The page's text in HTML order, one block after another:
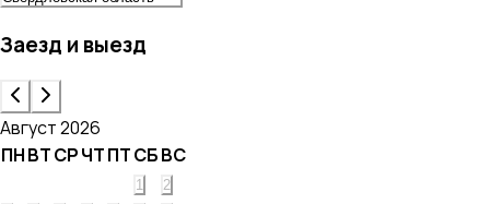
Заезд и выезд
Август 2026
ПНВТСРЧТПТСБВС
1
2